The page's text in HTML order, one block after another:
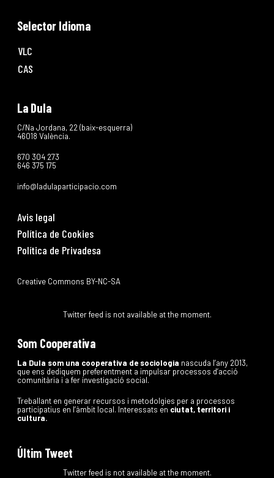
Selector Idioma
VLC
CAS
La Dula
C/Na Jordana, 22 (baix-esquerra)
46018 València.
670 304 273
646 375 175
info@ladulaparticipacio.com
Avis legal
Política de Cookies
Política de Privadesa
Creative Commons BY-NC-SA
Twitter feed is not available at the moment.
Som Cooperativa
La Dula som una cooperativa de sociologia nascuda l’any 2013,
que ens dediquem preferentment a impulsar processos d’acció
comunitària i a fer investigació social.
Treballant en generar recursos i metodolgies per a processos
participatius en l’àmbit local. Interessats en ciutat, territori i
cultura.
Últim Tweet
Twitter feed is not available at the moment.